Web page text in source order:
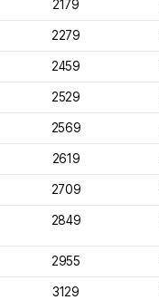
2179
2279
2459
2529
2569
2619
2709
2849
2955
3129